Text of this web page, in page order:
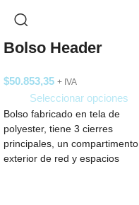
Bolso Header
$50.853,35 + IVA
Seleccionar opciones
Bolso fabricado en tela de
polyester, tiene 3 cierres
principales, un compartimento
exterior de red y espacios